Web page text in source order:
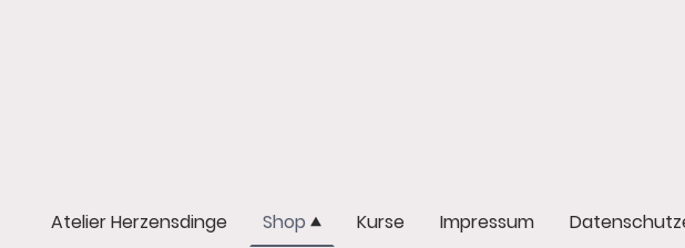
Atelier Herzensdinge Shop Kurse Impressum